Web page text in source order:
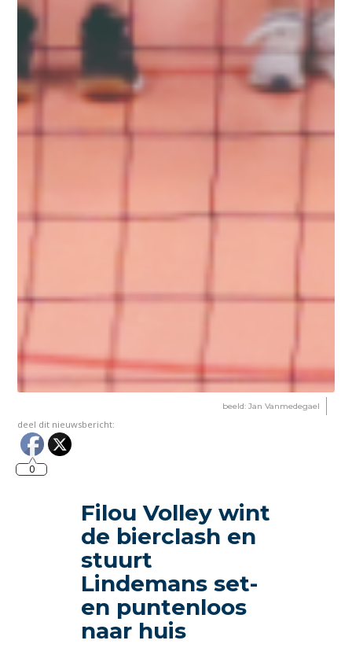
beeld: Jan Vanmedegael
deel dit nieuwsbericht:
0
Filou Volley wint
de bierclash en
stuurt
Lindemans set-
en puntenloos
naar huis